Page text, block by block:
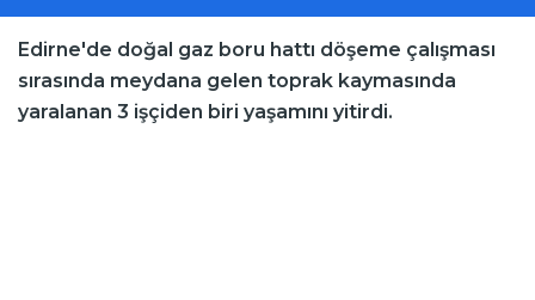
Edirne'de doğal gaz boru hattı döşeme çalışması
sırasında meydana gelen toprak kaymasında
yaralanan 3 işçiden biri yaşamını yitirdi.